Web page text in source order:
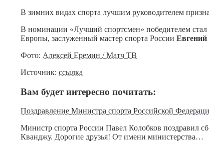
В зимних видах спорта лучшим руководителем
В номинации «Лучший спортсмен» победителем
Европы, заслуженный мастер спорта России
Фото: Алексей Еремин / Матч ТВ
Источник:ссылка
Вам будет интересно почитать:
Поздравление Министра спорта Российской
Министр спорта России Павел Колобков поздравил
Кванджу. Дорогие друзья! От имени министерства…